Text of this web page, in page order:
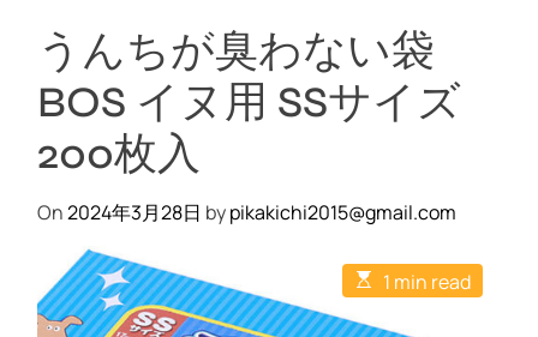
ff
l
H
うんちが臭わない袋
BOS イヌ用 SSサイズ
200枚入
On2024年3月28日 bypikakichi2015@gmail.com
E
s
t
1 min read